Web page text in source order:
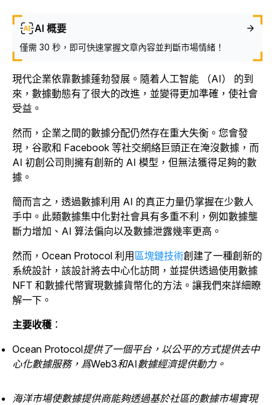
AI 概要
僅需 30 秒，即可快速掌握文章內容並判斷市場情緒！
現代企業依靠數據蓬勃發展。隨着人工智能 （AI） 的到
來，數據動態有了很大的改進，並變得更加準確，使社會
受益。
然而，企業之間的數據分配仍然存在重大失衡。您會發
現，谷歌和 Facebook 等社交網絡巨頭正在淹沒數據，而
AI 初創公司則擁有創新的 AI 模型，但無法獲得足夠的數
據。
簡而言之，透過數據利用 AI 的真正力量仍掌握在少數人
手中。此類數據集中化對社會具有多重不利，例如數據壟
斷力增加、AI 算法偏向以及數據泄露幾率更高。
然而，Ocean Protocol 利用 區塊鏈技術創建了一種創新的
系統設計，該設計將去中心化訪問，並提供透過使用數據
NFT 和數據代幣實現數據貨幣化的方法。讓我們來詳細瞭
解一下。
主要收穫 ：
Ocean Protocol提供了一個平台，以公平的方式提供去中
心化數據服務，爲Web3和AI數據經濟提供動力。
海洋市場使數據提供商能夠透過基於社區的數據市場實現